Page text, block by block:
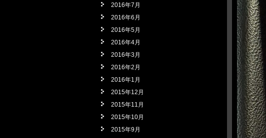
2016年7月
2016年6月
2016年5月
2016年4月
2016年3月
2016年2月
2016年1月
2015年12月
2015年11月
2015年10月
2015年9月